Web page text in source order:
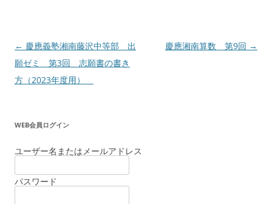
投
稿
ナ
ー
シ
ン
← 慶應義塾湘南藤沢中等部 出
願ゼミ 第3回 志願書の書き
方（2023年度用）
慶應湘南算数 第9回 →
WEB会員ログイン
ユーザー名またはメールアドレス
パスワード